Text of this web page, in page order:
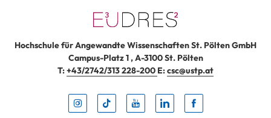
Hochschule für Angewandte Wissenschaften St. Pölten GmbH
Campus-Platz 1,A-3100St. Pölten
T:+43/2742/313 228-200 E:csc@ustp.at